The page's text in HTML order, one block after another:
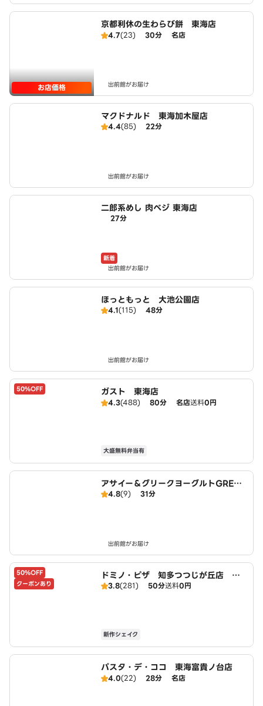
お店価格
京都利休の生わらび餅 東海店
4.7(23) 30分 名店
出前館がお届け
マクドナルド 東海加木屋店
4.4(85) 22分
出前館がお届け
二郎系めし 肉ベジ 東海店
27分
新着
出前館がお届け
ほっともっと 大池公園店
4.1(115) 48分
出前館がお届け
50%OFF ガスト 東海店
4.3(488) 80分 名店送料0円
大盛無料弁当有
アサイー＆グリークヨーグルトGREEK
SPOON 東海店
4.8(9) 31分
出前館がお届け
50%OFF
クーポンあり
ドミノ・ピザ 知多つつじが丘店 Do
mino's
3.8(281) 50分送料0円
新作シェイク
パスタ・デ・ココ 東海富貴ノ台店
4.0(22) 28分 名店